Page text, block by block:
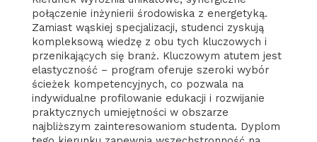
połączenie inżynierii środowiska z energetyką.
Zamiast wąskiej specjalizacji, studenci zyskują
kompleksową wiedzę z obu tych kluczowych i
przenikających się branż. Kluczowym atutem jest
elastyczność – program oferuje szeroki wybór
ścieżek kompetencyjnych, co pozwala na
indywidualne profilowanie edukacji i rozwijanie
praktycznych umiejętności w obszarze
najbliższym zainteresowaniom studenta. Dyplom